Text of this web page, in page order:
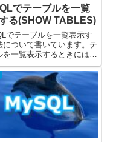
でテーブルを一覧
る(SHOW TABLES)
でテーブルを一覧表示す
について書いています。テ
を一覧表示するときには
TABLESを使うと良いで
のバージョン8.0.32
作を検証しています。テー
一覧表示するUSEを使っ
タベースを...